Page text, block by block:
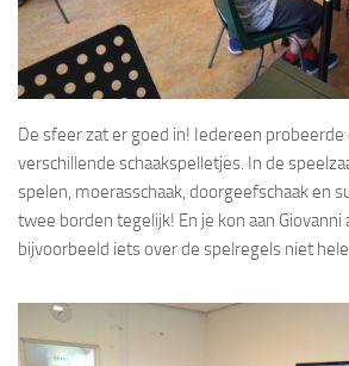
De sfeer zat er goed in! Iedereen probeerde
verschillende schaakspelletjes. In de
spelen, moerasschaak, doorgeefschaak en
twee borden tegelijk! En je kon aan Giovanni
bijvoorbeeld iets over de spelregels niet